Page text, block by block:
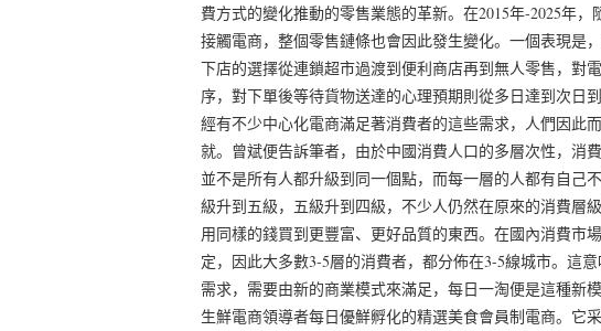
費方式的變化推動的零售業態的革新。在2015年-2025年
接觸電商，整個零售鏈條也會因此發生變化。一個表現是
下店的選擇從連鎖超市過渡到便利商店再到無人零售，對
序，對下單後等待貨物送達的心理預期則從多日達到次日
經有不少中心化電商滿足著消費者的這些需求，人們因此
就。曾斌便告訴筆者，由於中國消費人口的多層次性，消
並不是所有人都升級到同一個點，而每一層的人都有自己
級升到五級，五級升到四級，不少人仍然在原來的消費層
用同樣的錢買到更豐富、更好品質的東西。在國內消費市
定，因此大多數3-5層的消費者，都分佈在3-5線城市。這
需求，需要由新的商業模式來滿足，每日一淘便是這種新
生鮮電商領導者每日優鮮孵化的精選美食會員制電商。它